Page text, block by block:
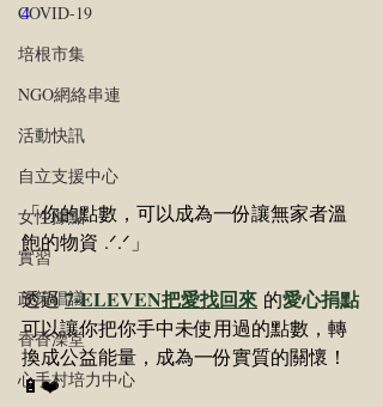
COVID-19
培根市集
NGO網絡串連
活動快訊
自立支援中心
女性據點
實習
政策倡議
香香澡堂
心手村培力中心
4
「你的點數，可以成為一份讓無家者溫
飽的物資 .ᐟ‪‪.ᐟ」
透過7-ELEVEN把愛找回來 的愛心捐點
可以讓你把你手中未使用過的點數，轉
換成公益能量，成為一份實質的關懷！
🔋❤️